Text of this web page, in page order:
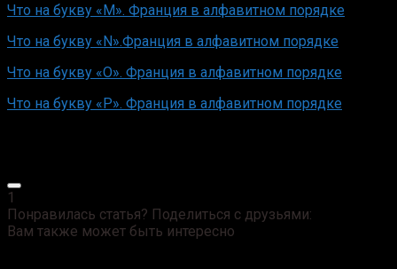
Что на букву «М». Франция в алфавитном порядке
Что на букву «N».Франция в алфавитном порядке
Что на букву «О». Франция в алфавитном порядке
Что на букву «Р». Франция в алфавитном порядке
1
Понравилась статья? Поделиться с друзьями:
Вам также может быть интересно